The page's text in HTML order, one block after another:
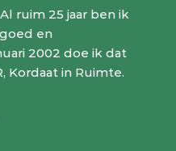
ruim 25 jaar ben ik
en
2002 doe ik dat
Kordaat in Ruimte.